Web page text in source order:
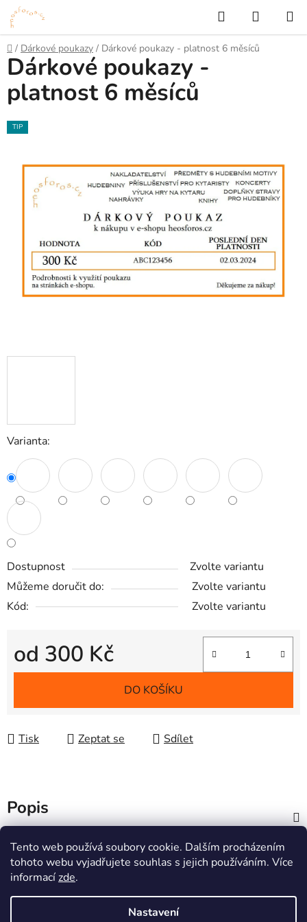
Tento web používá soubory cookie. Dalším procházením
tohoto webu vyjadřujete souhlas s jejich používáním. Více
informacízde.
Nastavení
Přejít
na
obsah
Hledat
KOŠÍK
Domů
/ Dárkové poukazy / Dárkové poukazy - platnost 6 měsíců
Varianta:
Dostupnost
Zvolte variantu
Můžeme doručit do:
Zvolte variantu
Kód:
Zvolte variantu
od 300 Kč
Měrná cena:
DO KOŠÍKU
Tisk Zeptat se Sdílet
Dárkové poukazy -
platnost 6 měsíců
TIP
Popis
Informace pro vás